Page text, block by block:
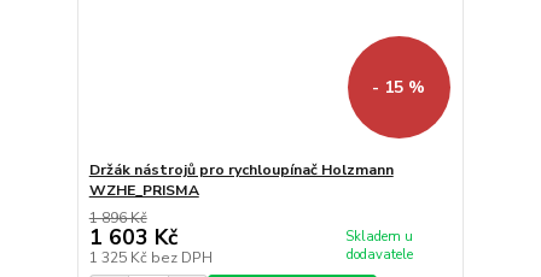
- 15 %
Držák nástrojů pro rychloupínač Holzmann
WZHE_PRISMA
1 896 Kč
1 603 Kč
1 325 Kč bez DPH
Skladem u
dodavatele